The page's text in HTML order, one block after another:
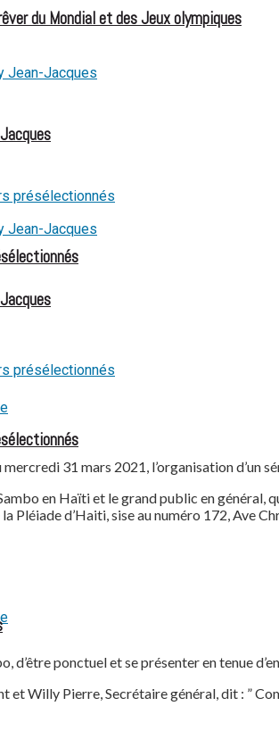
du Mondial et des Jeux olympiques
31 mars 2021, l’organisation d’un
en Haïti et le grand public en général,
Pléiade d’Haiti, sise au numéro 172, Ave
d’être ponctuel et se présenter en tenue
et Willy Pierre, Secrétaire général, dit : ”